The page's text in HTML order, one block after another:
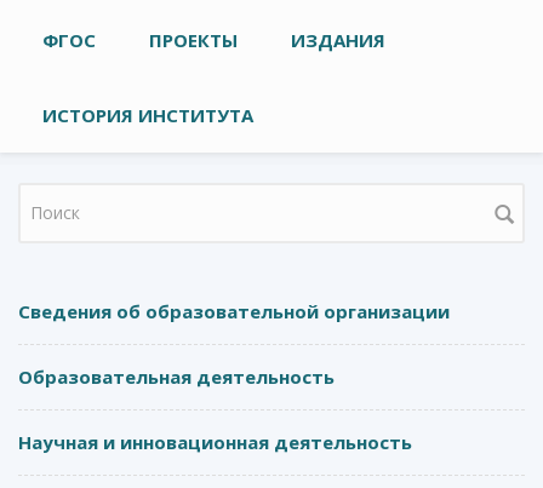
ФГОС ПРОЕКТЫ ИЗДАНИЯ
ИСТОРИЯ ИНСТИТУТА
Форма поиска
Сведения об образовательной организации
Образовательная деятельность
Научная и инновационная деятельность